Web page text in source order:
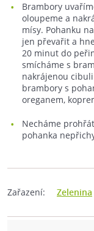
Brambory
oloupeme a
mísy. Pohanku
jen převařit a
20 minut do
smícháme s
nakrájenou
brambory s
oreganem,
Necháme
pohanka
Zařazení: Zelenina